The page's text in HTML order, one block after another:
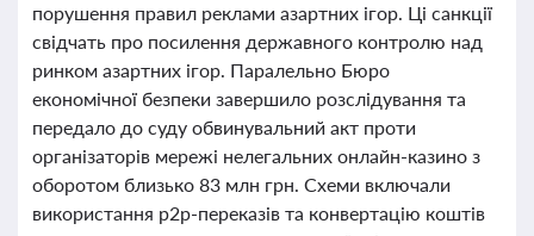
порушення правил реклами азартних ігор. Ці санкції
свідчать про посилення державного контролю над
ринком азартних ігор. Паралельно Бюро
економічної безпеки завершило розслідування та
передало до суду обвинувальний акт проти
організаторів мережі нелегальних онлайн-казино з
оборотом близько 83 млн грн. Схеми включали
використання p2p-переказів та конвертацію коштів